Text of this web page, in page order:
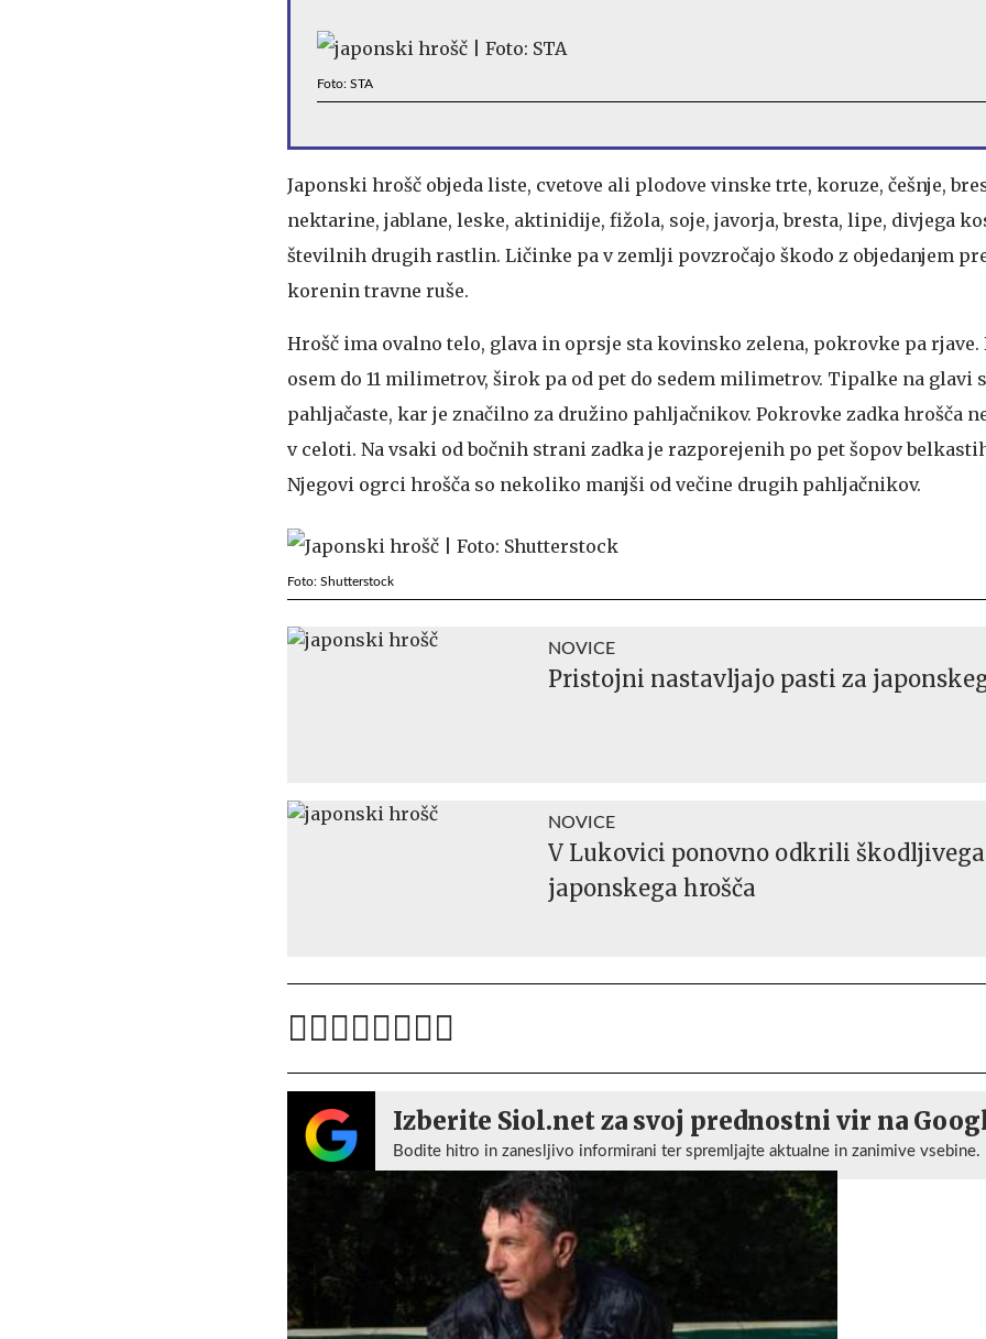
Foto: STA
Japonski hrošč objeda liste, cvetove ali plodove vinske trte, koruze, češnje,
nektarine, jablane, leske, aktinidije, fižola, soje, javorja, bresta, lipe, divjega
številnih drugih rastlin. Ličinke pa v zemlji povzročajo škodo z objedanjem
korenin travne ruše.
Hrošč ima ovalno telo, glava in oprsje sta kovinsko zelena, pokrovke pa rjave.
osem do 11 milimetrov, širok pa od pet do sedem milimetrov. Tipalke na glavi
pahljačaste, kar je značilno za družino pahljačnikov. Pokrovke zadka hrošča
v celoti. Na vsaki od bočnih strani zadka je razporejenih po pet šopov
Njegovi ogrci hrošča so nekoliko manjši od večine drugih pahljačnikov.
Foto: Shutterstock
NOVICE
Pristojni nastavljajo pasti za
NOVICE
V Lukovici ponovno odkrili škodljivega
japonskega hrošča
Izberite Siol.net za svoj prednostni vir na
Bodite hitro in zanesljivo informirani ter spremljajte aktualne in zanimive vsebine.